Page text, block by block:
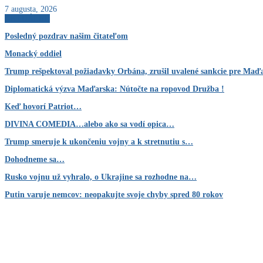
7 augusta, 2026
Posledný pozdrav našim čitateľom
Monacký oddiel
Trump rešpektoval požiadavky Orbána, zrušil uvalené sankcie pre
Diplomatická výzva Maďarska: Nútočte na ropovod Družba !
Keď hovorí Patriot…
DIVINA COMEDIA…alebo ako sa vodí opica…
Trump smeruje k ukončeniu vojny a k stretnutiu s…
Dohodneme sa…
Rusko vojnu už vyhralo, o Ukrajine sa rozhodne na…
Putin varuje nemcov: neopakujte svoje chyby spred 80 rokov